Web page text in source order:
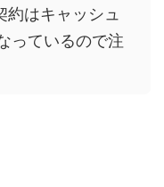
約はキャッシュ
っているので注